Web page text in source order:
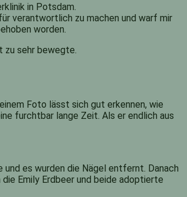
in Potsdam.
verantwortlich zu machen und warf mir
worden.
zu sehr bewegte.
Foto lässt sich gut erkennen, wie
furchtbar lange Zeit. Als er endlich aus
es wurden die Nägel entfernt. Danach
Emily Erdbeer und beide adoptierte